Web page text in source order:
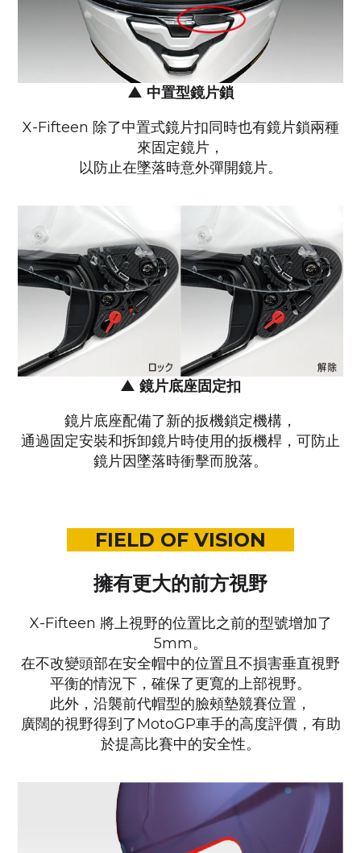
▲ 中置型鏡片鎖
X-Fifteen 除了中置式鏡片扣同時也有鏡片鎖兩種
來固定鏡片，
以防止在墜落時意外彈開鏡片。
▲ 鏡片底座固定扣
鏡片底座配備了新的扳機鎖定機構，
通過固定安裝和拆卸鏡片時使用的扳機桿， 可防止
鏡片因墜落時衝擊而脫落。
FIELD OF VISION
擁有更大的前方視野
X-Fifteen 將上視野的位置比之前的型號增加了
5mm。
在不改變頭部在安全帽中的位置且不損害垂直視野
平衡的情況下， 確保了更寬的上部視野。
此外，沿襲前代帽型的臉頰墊競賽位置，
廣闊的視野得到了MotoGP車手的高度評價， 有助
於提高比賽中的安全性。